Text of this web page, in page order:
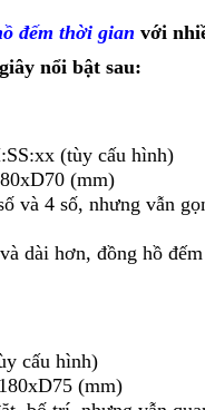
đếm thời gian với
nổi bật sau:
(tùy cấu hình)
(mm)
và 4 số, nhưng vẫn
dài hơn, đồng hồ
cấu hình)
(mm)